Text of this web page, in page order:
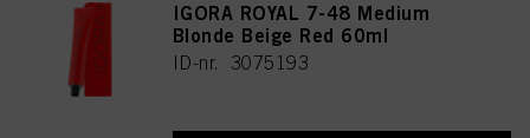
IGORA ROYAL 7-48 Medium
Blonde Beige Red 60ml
ID-nr. 3075193